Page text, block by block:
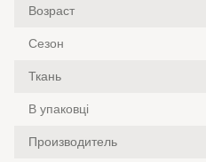
Возраст
Сезон
Ткань
В упаковці
Производитель